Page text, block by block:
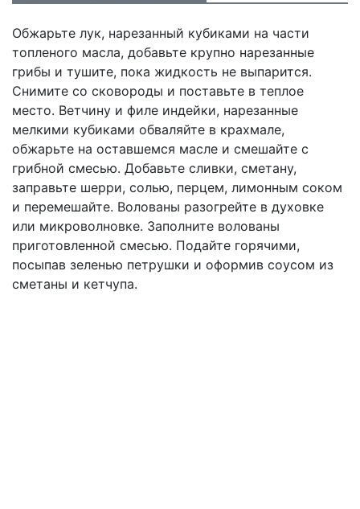
Обжарьте лук, нарезанный кубиками на части
топленого масла, добавьте крупно нарезанные
грибы и тушите, пока жидкость не выпарится.
Снимите со сковороды и поставьте в теплое
место. Ветчину и филе индейки, нарезанные
мелкими кубиками обваляйте в крахмале,
обжарьте на оставшемся масле и смешайте с
грибной смесью. Добавьте сливки, сметану,
заправьте шерри, солью, перцем, лимонным соком
и перемешайте. Волованы разогрейте в духовке
или микроволновке. Заполните волованы
приготовленной смесью. Подайте горячими,
посыпав зеленью петрушки и оформив соусом из
сметаны и кетчупа.